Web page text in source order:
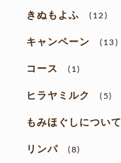
きぬもよふ (12)
キャンペーン (13)
コース (1)
ヒラヤミルク (5)
もみほぐしについて
リンパ (8)